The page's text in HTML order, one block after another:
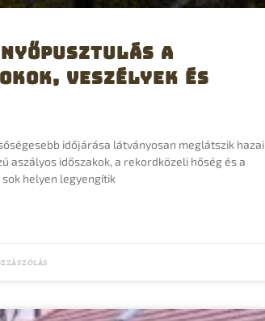
a
veszélyek és
időjárása látványosan meglátszik hazai
aszályos időszakok, a rekordközeli hőség és a
helyen legyengítik